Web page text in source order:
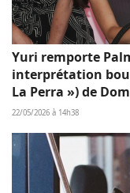
Yuri remporte
interprétation
La Perra ») de
22/05/2026 à 14h38